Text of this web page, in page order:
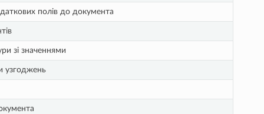
полів до документа
зі значеннями
узгоджень